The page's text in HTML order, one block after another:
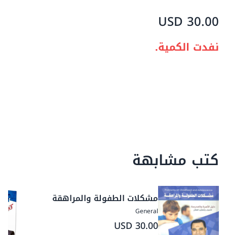
30.00 USD
نفدت الكمية.
كتب مشابهة
مشكلات الطفولة والمراهقة
General
30.00 USD